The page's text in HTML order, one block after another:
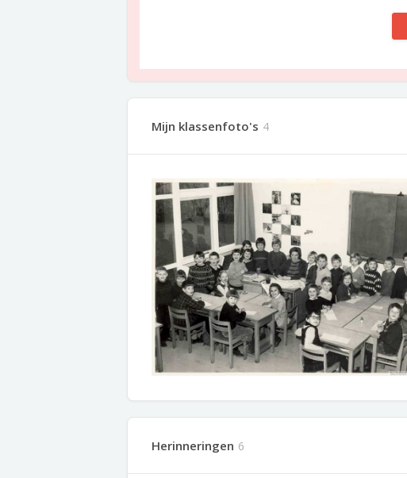
Mijn klassenfoto's 4
Herinneringen 6